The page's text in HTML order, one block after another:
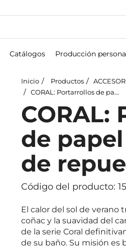
Catálogos Producción
Inicio Productos
CORAL: Portarrollos de papel higiénico, de repuesto
CORAL:
de
de
Código del producto:
El calor del sol de verano
coñac y la suavidad del
de la serie Coral
de su baño. Su misión es